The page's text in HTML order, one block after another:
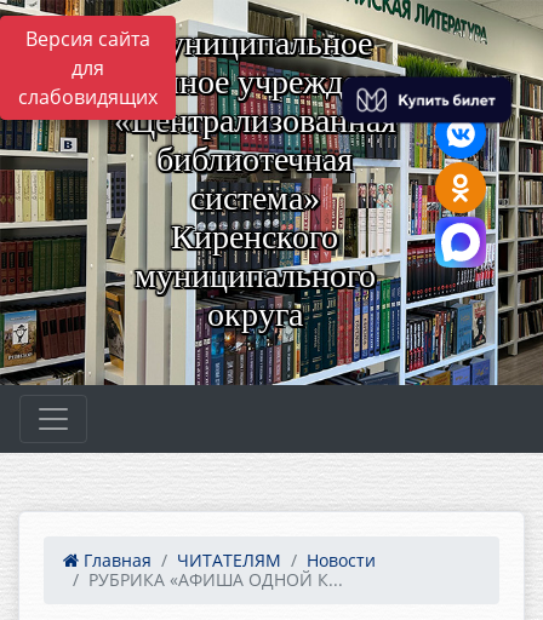
Версия сайта
для
слабовидящих
Муниципальное
казённое учреждение
«Централизованная
библиотечная
система»
Киренского
муниципального
округа
Главная ЧИТАТЕЛЯМ
Новости
РУБРИКА «АФИША ОДНОЙ К...